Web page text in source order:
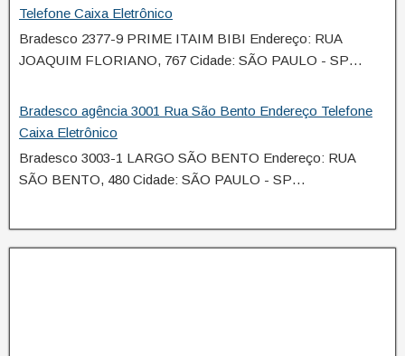
Telefone Caixa Eletrônico
Bradesco 2377-9 PRIME ITAIM BIBI Endereço: RUA
JOAQUIM FLORIANO, 767 Cidade: SÃO PAULO - SP…
Bradesco agência 3001 Rua São Bento Endereço Telefone
Caixa Eletrônico
Bradesco 3003-1 LARGO SÃO BENTO Endereço: RUA
SÃO BENTO, 480 Cidade: SÃO PAULO - SP…